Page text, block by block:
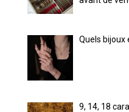
Quels bijoux
9, 14, 18